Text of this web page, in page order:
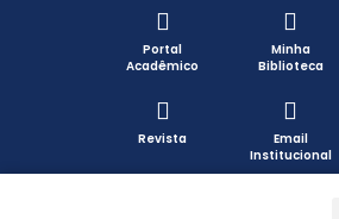
Portal
Acadêmico
Minha
Biblioteca
Revista
Email
Institucional